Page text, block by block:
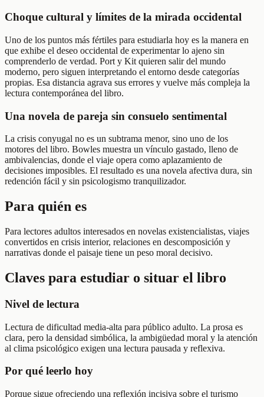
Choque cultural y límites de la mirada occidental
Uno de los puntos más fértiles para estudiarla hoy es la manera en
que exhibe el deseo occidental de experimentar lo ajeno sin
comprenderlo de verdad. Port y Kit quieren salir del mundo
moderno, pero siguen interpretando el entorno desde categorías
propias. Esa distancia agrava sus errores y vuelve más compleja la
lectura contemporánea del libro.
Una novela de pareja sin consuelo sentimental
La crisis conyugal no es un subtrama menor, sino uno de los
motores del libro. Bowles muestra un vínculo gastado, lleno de
ambivalencias, donde el viaje opera como aplazamiento de
decisiones imposibles. El resultado es una novela afectiva dura, sin
redención fácil y sin psicologismo tranquilizador.
Para quién es
Para lectores adultos interesados en novelas existencialistas, viajes
convertidos en crisis interior, relaciones en descomposición y
narrativas donde el paisaje tiene un peso moral decisivo.
Claves para estudiar o situar el libro
Nivel de lectura
Lectura de dificultad media-alta para público adulto. La prosa es
clara, pero la densidad simbólica, la ambigüedad moral y la atención
al clima psicológico exigen una lectura pausada y reflexiva.
Por qué leerlo hoy
Porque sigue ofreciendo una reflexión incisiva sobre el turismo